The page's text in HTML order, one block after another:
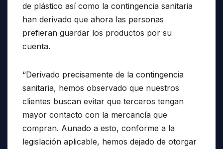
de plástico así como la contingencia sanitaria
han derivado que ahora las personas
prefieran guardar los productos por su
cuenta.
“Derivado precisamente de la contingencia
sanitaria, hemos observado que nuestros
clientes buscan evitar que terceros tengan
mayor contacto con la mercancía que
compran. Aunado a esto, conforme a la
legislación aplicable, hemos dejado de otorgar